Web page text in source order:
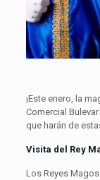
¡Este enero, la
Comercial
que harán de
Visita del Rey
Los Reyes